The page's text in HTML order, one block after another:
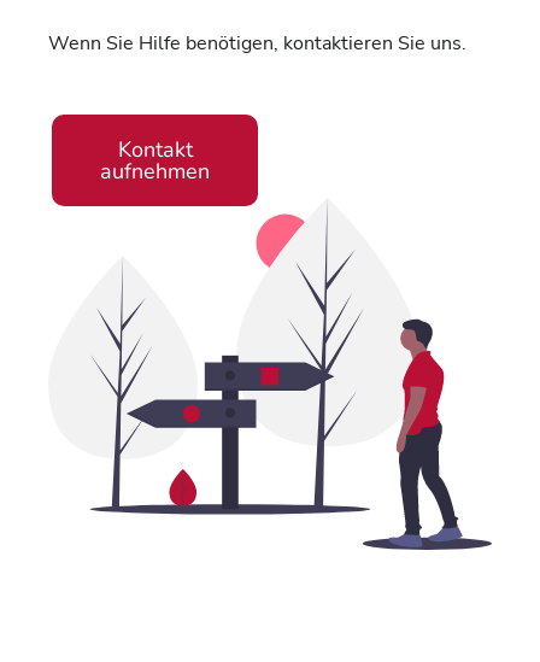
Wenn Sie Hilfe benötigen, kontaktieren Sie uns.
Kontakt
aufnehmen